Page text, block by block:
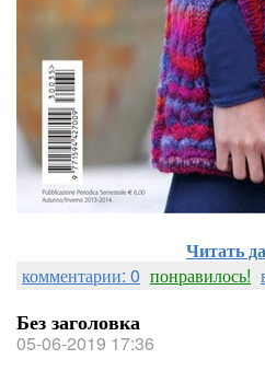
Читать
комментарии: 0 понравилось!
Без заголовка
05-06-2019 17:36